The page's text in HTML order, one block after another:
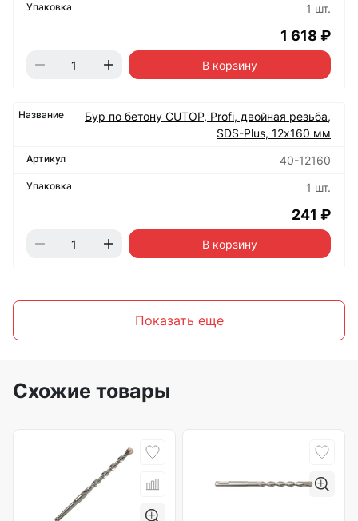
1 шт.
1 618 ₽
В корзину
Бур по бетону CUTOP, Profi, двойная резьба,
SDS-Plus, 12х160 мм
40-12160
1 шт.
241 ₽
В корзину
Показать еще
Схожие товары